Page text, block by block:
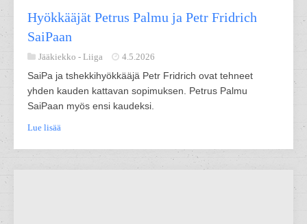
Hyökkääjät Petrus Palmu ja Petr Fridrich
SaiPaan
Jääkiekko - Liiga 4.5.2026
SaiPa ja tshekkihyökkääjä Petr Fridrich ovat tehneet
yhden kauden kattavan sopimuksen. Petrus Palmu
SaiPaan myös ensi kaudeksi.
Lue lisää